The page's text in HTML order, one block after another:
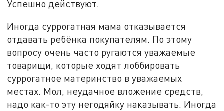
Успешно действуют.
Иногда суррогатная мама отказывается
отдавать ребёнка покупателям. По этому
вопросу очень часто ругаются уважаемые
товарищи, которые ходят лоббировать
суррогатное материнство в уважаемых
местах. Мол, неудачное вложение средств,
надо как-то эту негодяйку наказывать. Иногда